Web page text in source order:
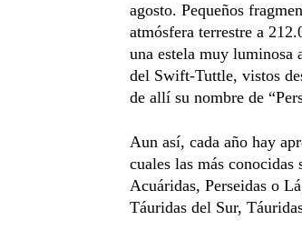
agosto. Pequeños
atmósfera terrestre a
una estela muy luminosa
del Swift-Tuttle, vistos
de allí su nombre de
Aun así, cada año hay
cuales las más
Acuáridas, Perseidas o
Táuridas del Sur,